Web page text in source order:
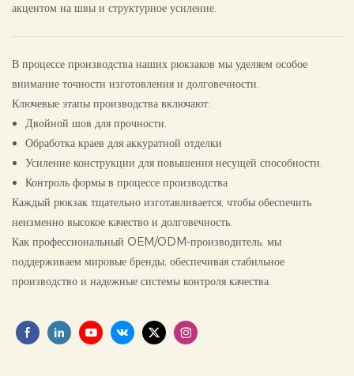
акцентом на швы и структурное усиление.
В процессе производства наших рюкзаков мы уделяем особое
внимание точности изготовления и долговечности.
Ключевые этапы производства включают:
Двойной шов для прочности.
Обработка краев для аккуратной отделки
Усиление конструкции для повышения несущей способности.
Контроль формы в процессе производства
Каждый рюкзак тщательно изготавливается, чтобы обеспечить
неизменно высокое качество и долговечность.
Как профессиональный OEM/ODM-производитель, мы
поддерживаем мировые бренды, обеспечивая стабильное
производство и надежные системы контроля качества.